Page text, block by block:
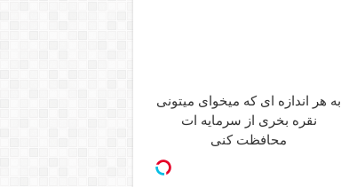
به هر اندازه ای که میخوای میتونی
نقره بخری از سرمایه ات
محافظت کنی